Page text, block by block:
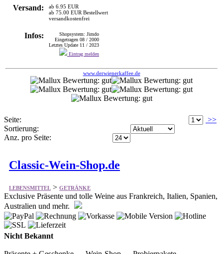
Versand:
ab 6.95 EUR
ab 75.00 EUR Bestellwert
versandkostenfrei
Infos:
Shopsystem: Jimdo
Eingetragen 08 / 2000
Letztes Update 11 / 2023
Eintrag melden
www.derwienerkaffee.de
Seite:
>>
Sortierung:
Anz. pro Seite:
Classic-Wein-Shop.de
LEBENSMITTEL > GETRÄNKE
Exclusive Präsente und tolle Weine aus Frankreich, Italien, Spanien,
Australien und mehr.
Nicht Bekannt